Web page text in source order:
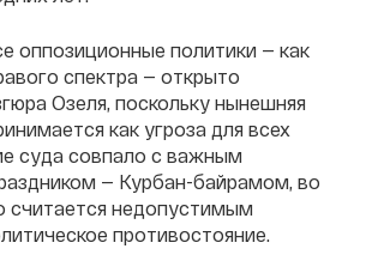
оппозиционные политики — как
спектра — открыто
Озеля, поскольку нынешняя
как угроза для всех
суда совпало с важным
— Курбан-байрамом, во
считается недопустимым
противостояние.